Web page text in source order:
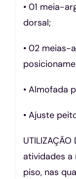
• 01 meia-
dorsal;
• 02 meias-
• Almofada
• Ajuste
atividades
piso, nas